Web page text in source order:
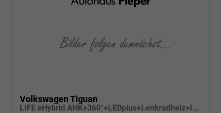
Volkswagen Tiguan
LIFE eHybrid AHK+360°+LEDplus+Lenkradheiz+IQ.Drive+ACC+AppConnect+eHeck